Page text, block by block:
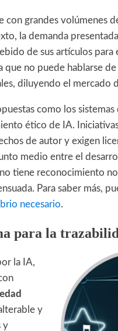
con grandes volúmenes
la demanda
de sus artículos para
no puede hablarse
diluyendo el mercado
como los sistemas
ético de IA.
de autor y exigen
medio entre el
tiene reconocimiento
Para saber más,
necesario.
para la
la IA,
y
y